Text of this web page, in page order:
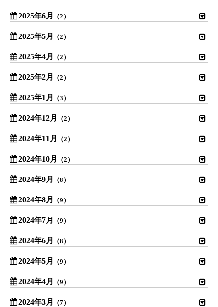
2025年6月 （2）
2025年5月 （2）
2025年4月 （2）
2025年2月 （2）
2025年1月 （3）
2024年12月 （2）
2024年11月 （2）
2024年10月 （2）
2024年9月 （8）
2024年8月 （9）
2024年7月 （9）
2024年6月 （8）
2024年5月 （9）
2024年4月 （9）
2024年3月 （7）